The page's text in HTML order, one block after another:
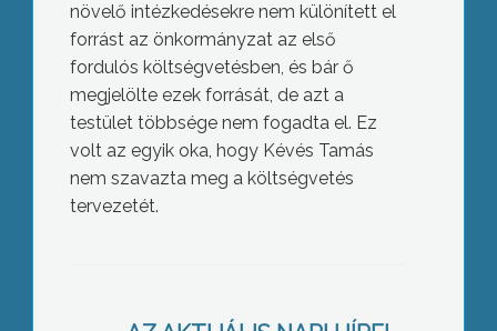
növelő intézkedésekre nem különített el
forrást az önkormányzat az első
fordulós költségvetésben, és bár ő
megjelölte ezek forrását, de azt a
testület többsége nem fogadta el. Ez
volt az egyik oka, hogy Kévés Tamás
nem szavazta meg a költségvetés
tervezetét.